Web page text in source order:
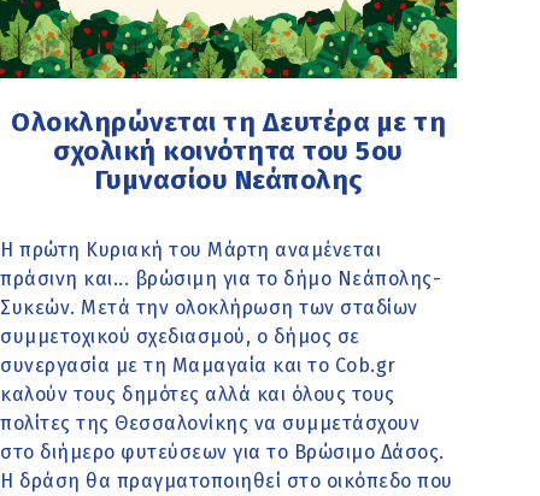
Ολοκληρώνεται τη Δευτέρα με τη
σχολική κοινότητα του 5ου
Γυμνασίου Νεάπολης
Η πρώτη Κυριακή του Μάρτη αναμένεται
πράσινη και... βρώσιμη για το δήμο Νεάπολης-
Συκεών. Μετά την ολοκλήρωση των σταδίων
συμμετοχικού σχεδιασμού, ο δήμος σε
συνεργασία με τη Μαμαγαία και το Cob.gr
καλούν τους δημότες αλλά και όλους τους
πολίτες της Θεσσαλονίκης να συμμετάσχουν
στο διήμερο φυτεύσεων για το Βρώσιμο Δάσος.
Η δράση θα πραγματοποιηθεί στο οικόπεδο που